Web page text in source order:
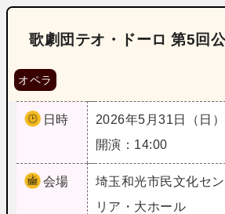
歌劇団テオ・ドーロ 第5回
オペラ
日時
2026年5月31日（日）
開演：14:00
会場 埼玉和光市民文化セ
リア・大ホール